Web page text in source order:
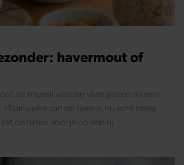
havermout of
als muesli worden vaak gezien als een
welke van de twee is nu écht beter
de feiten voor je op een rij.